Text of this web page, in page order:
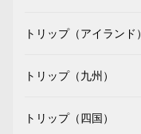
トリップ（アイランド）
トリップ（九州）
トリップ（四国）